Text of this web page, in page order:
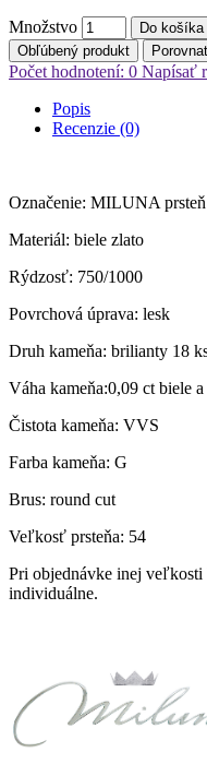
Množstvo
Do košíka
Obľúbený produkt
Počet hodnotení: 0 Napísať
Popis
Recenzie (0)
Označenie: MILUNA
Materiál: biele zlato
Rýdzosť: 750/1000
Povrchová úprava: lesk
Druh kameňa: brilianty 18
Váha kameňa:0,09 ct biele
Čistota kameňa: VVS
Farba kameňa: G
Brus: round cut
Veľkosť prsteňa: 54
Pri objednávke inej veľkosti
individuálne.